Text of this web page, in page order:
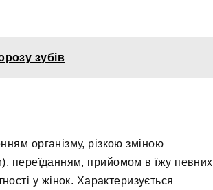
зубів
організму, різкою зміною
переїданням, прийомом в їжу певних
у жінок. Характеризується